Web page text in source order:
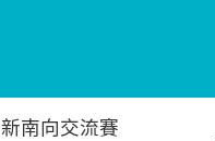
新南向交流賽